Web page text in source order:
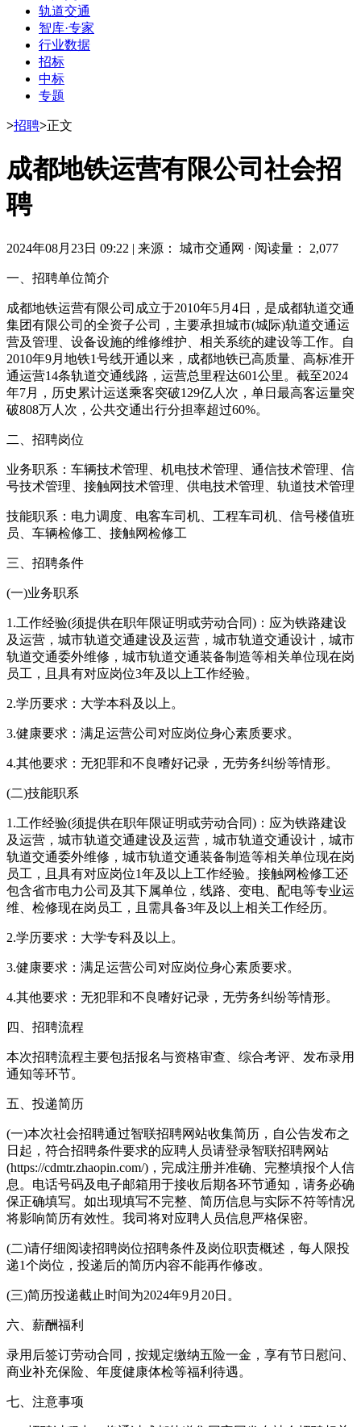
轨道交通
智库·专家
行业数据
招标
中标
专题
>招聘>正文
成都地铁运营有限公司社会招
聘
2024年08月23日 09:22 | 来源： 城市交通网 · 阅读量： 2,077
一、招聘单位简介
成都地铁运营有限公司成立于2010年5月4日，是成都轨道交通
集团有限公司的全资子公司，主要承担城市(城际)轨道交通运
营及管理、设备设施的维修维护、相关系统的建设等工作。自
2010年9月地铁1号线开通以来，成都地铁已高质量、高标准开
通运营14条轨道交通线路，运营总里程达601公里。截至2024
年7月，历史累计运送乘客突破129亿人次，单日最高客运量突
破808万人次，公共交通出行分担率超过60%。
二、招聘岗位
业务职系：车辆技术管理、机电技术管理、通信技术管理、信
号技术管理、接触网技术管理、供电技术管理、轨道技术管理
技能职系：电力调度、电客车司机、工程车司机、信号楼值班
员、车辆检修工、接触网检修工
三、招聘条件
(一)业务职系
1.工作经验(须提供在职年限证明或劳动合同)：应为铁路建设
及运营，城市轨道交通建设及运营，城市轨道交通设计，城市
轨道交通委外维修，城市轨道交通装备制造等相关单位现在岗
员工，且具有对应岗位3年及以上工作经验。
2.学历要求：大学本科及以上。
3.健康要求：满足运营公司对应岗位身心素质要求。
4.其他要求：无犯罪和不良嗜好记录，无劳务纠纷等情形。
(二)技能职系
1.工作经验(须提供在职年限证明或劳动合同)：应为铁路建设
及运营，城市轨道交通建设及运营，城市轨道交通设计，城市
轨道交通委外维修，城市轨道交通装备制造等相关单位现在岗
员工，且具有对应岗位1年及以上工作经验。接触网检修工还
包含省市电力公司及其下属单位，线路、变电、配电等专业运
维、检修现在岗员工，且需具备3年及以上相关工作经历。
2.学历要求：大学专科及以上。
3.健康要求：满足运营公司对应岗位身心素质要求。
4.其他要求：无犯罪和不良嗜好记录，无劳务纠纷等情形。
四、招聘流程
本次招聘流程主要包括报名与资格审查、综合考评、发布录用
通知等环节。
五、投递简历
(一)本次社会招聘通过智联招聘网站收集简历，自公告发布之
日起，符合招聘条件要求的应聘人员请登录智联招聘网站
(https://cdmtr.zhaopin.com/)，完成注册并准确、完整填报个人信
息。电话号码及电子邮箱用于接收后期各环节通知，请务必确
保正确填写。如出现填写不完整、简历信息与实际不符等情况
将影响简历有效性。我司将对应聘人员信息严格保密。
(二)请仔细阅读招聘岗位招聘条件及岗位职责概述，每人限投
递1个岗位，投递后的简历内容不能再作修改。
(三)简历投递截止时间为2024年9月20日。
六、薪酬福利
录用后签订劳动合同，按规定缴纳五险一金，享有节日慰问、
商业补充保险、年度健康体检等福利待遇。
七、注意事项